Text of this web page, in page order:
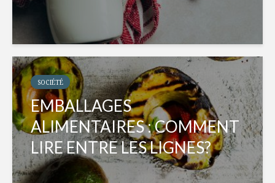
SOCIÉTÉ
EMBALLAGES
ALIMENTAIRES : COMMENT
LIRE ENTRE LES LIGNES?